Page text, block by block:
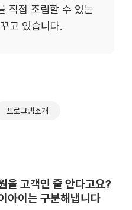
직접 조립할 수 있는
고 있습니다.
프로그램소개
을 고객인 줄 안다고요?
아이는 구분해냅니다